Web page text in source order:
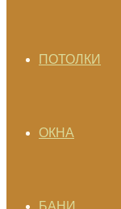
ПОТОЛКИ
ОКНА
БАНИ